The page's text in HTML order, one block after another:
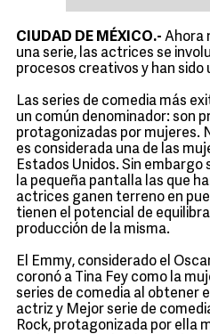
CIUDAD DE MÉXICO.- Ahora
una serie, las actrices se
procesos creativos y han
Las series de comedia más
un común denominador: son
protagonizadas por mujeres.
es considerada una de las
Estados Unidos. Sin
la pequeña pantalla las que
actrices ganen terreno en
tienen el potencial de
producción de la misma.
El Emmy, considerado el
coronó a Tina Fey como la
series de comedia al obtener
actriz y Mejor serie de
Rock, protagonizada por ella